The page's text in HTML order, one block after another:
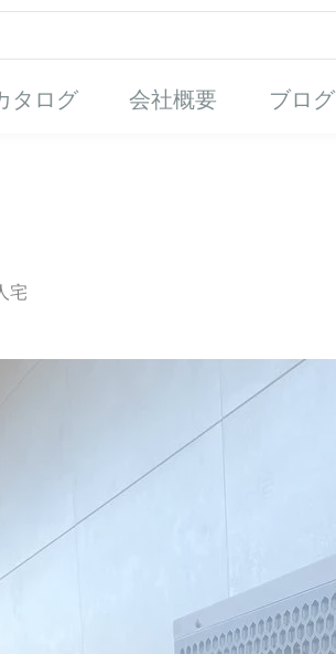
タログ 会社概要 ブログ
宅